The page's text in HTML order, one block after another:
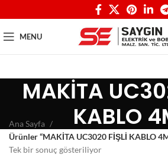
MENU
MAKİTA
KABLO
Ana Sayfa
Ürünler “MAKİTA UC3020 FİŞLİ KABLO
Tek bir sonuç gösteriliyor